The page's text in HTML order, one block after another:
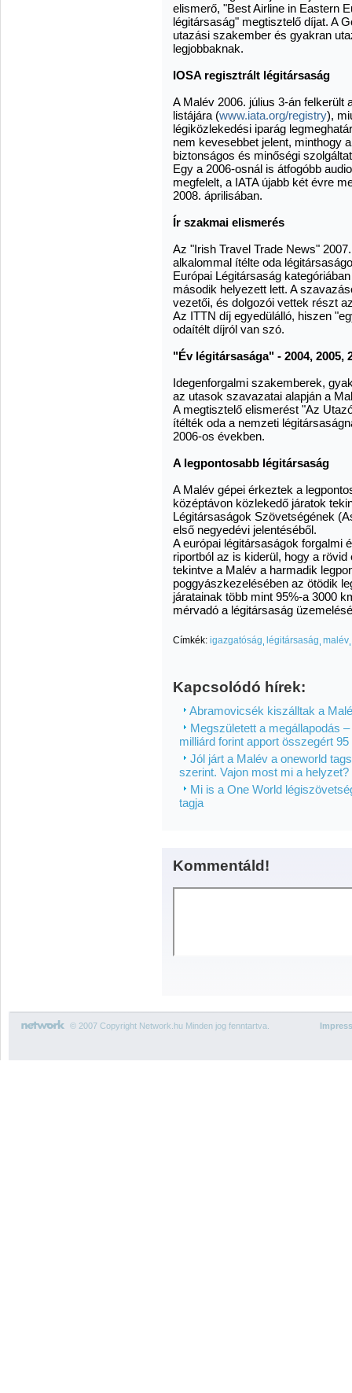
elismerő, "Best Airline in Eastern
légitársaság" megtisztelő díjat. A
utazási szakember és gyakran
legjobbaknak.
IOSA regisztrált légitársaság
A Malév 2006. július 3-án felkerült
listájára (www.iata.org/registry),
légiközlekedési iparág
nem kevesebbet jelent, minthogy
biztonságos és minőségi
Egy a 2006-osnál is átfogóbb
megfelelt, a IATA újabb két évre
2008. áprilisában.
Ír szakmai elismerés
Az "Irish Travel Trade News"
alkalommal ítélte oda
Európai Légitársaság
második helyezett lett. A
vezetői, és dolgozói vettek részt
Az ITTN díj egyedülálló, hiszen
odaítélt díjról van szó.
"Év légitársasága" - 2004, 2005,
Idegenforgalmi szakemberek,
az utasok szavazatai alapján a
A megtisztelő elismerést "Az
ítélték oda a nemzeti
2006-os években.
A legpontosabb légitársaság
A Malév gépei érkeztek a
középtávon közlekedő járatok
Légitársaságok Szövetségének
első negyedévi jelentéséből.
A európai légitársaságok forgalmi
riportból az is kiderül, hogy a
tekintve a Malév a harmadik
poggyászkezelésében az ötödik
járatainak több mint 95%-a 3000
mérvadó a légitársaság
Címkék: igazgatóság légitársaság malév
Kapcsolódó hírek:
Abramovicsék kiszálltak a
Megszületett a megállapodás
milliárd forint apport összegért
Jól járt a Malév a oneworld
szerint. Vajon most mi a helyzet?
Mi is a One World
tagja
Kommentáld!
© 2007 Copyright Network.hu Minden jog fenntartva.